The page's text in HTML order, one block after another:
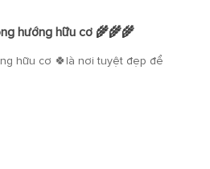
hướng hữu cơ 🌾🌾🌾
hữu cơ 🍀là nơi tuyệt đẹp để